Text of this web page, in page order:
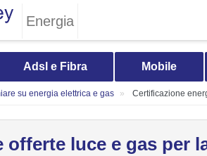
Energia
Adsl e Fibra Mobile
su energia elettrica e gas Certificazione
offerte luce e gas per